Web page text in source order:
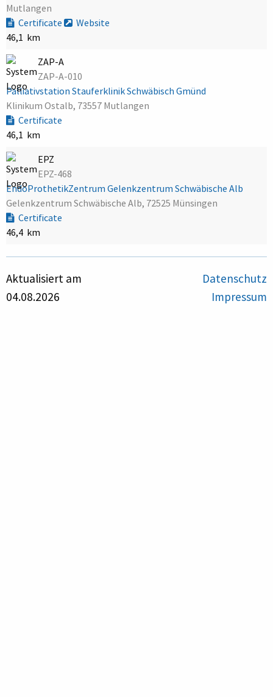
Mutlangen
Certificate
Website
46,1 km
ZAP-A
ZAP-A-010
Palliativstation Stauferklinik Schwäbisch Gmünd
Klinikum Ostalb, 73557 Mutlangen
Certificate
46,1 km
EPZ
EPZ-468
EndoProthetikZentrum Gelenkzentrum Schwäbische Alb
Gelenkzentrum Schwäbische Alb, 72525 Münsingen
Certificate
46,4 km
Aktualisiert am
04.08.2026
Datenschutz
Impressum